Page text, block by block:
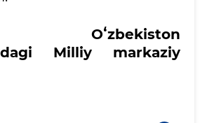
Oʻzbekiston
Milliy markaziy